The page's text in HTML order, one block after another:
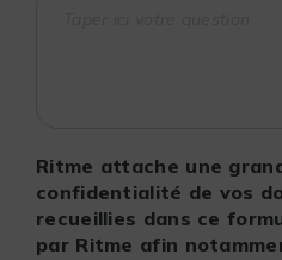
Ritme attache une
confidentialité de vos
recueillies dans ce
par Ritme afin